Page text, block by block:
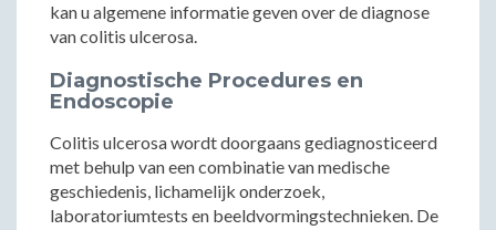
kan u algemene informatie geven over de diagnose
van colitis ulcerosa.
Diagnostische Procedures en
Endoscopie
Colitis ulcerosa wordt doorgaans gediagnosticeerd
met behulp van een combinatie van medische
geschiedenis, lichamelijk onderzoek,
laboratoriumtests en beeldvormingstechnieken. De